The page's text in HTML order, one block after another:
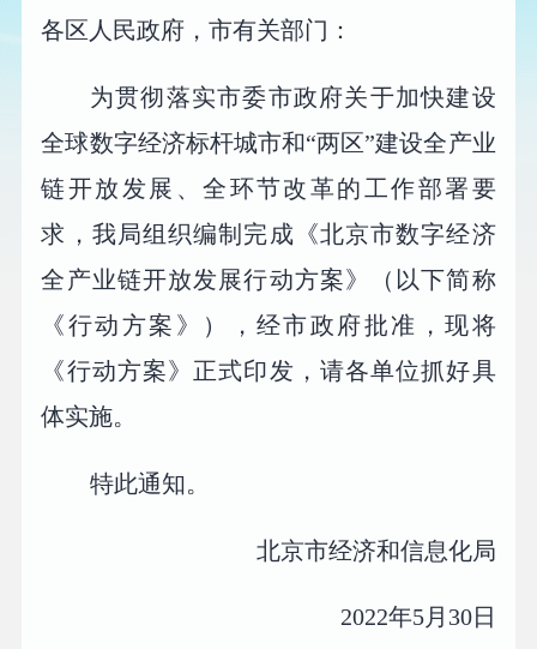
各区人民政府，市有关部门：
为贯彻落实市委市政府关于加快建设
全球数字经济标杆城市和“两区”建设全产业
链开放发展、全环节改革的工作部署要
求，我局组织编制完成《北京市数字经济
全产业链开放发展行动方案》（以下简称
《行动方案》），经市政府批准，现将
《行动方案》正式印发，请各单位抓好具
体实施。
特此通知。
北京市经济和信息化局
2022年5月30日